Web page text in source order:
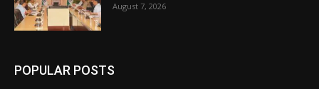
August 7, 2026
POPULAR POSTS